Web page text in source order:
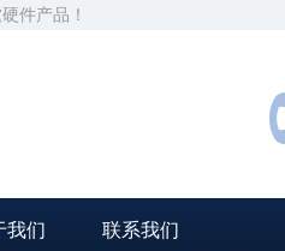
件产品！
我们 联系我们